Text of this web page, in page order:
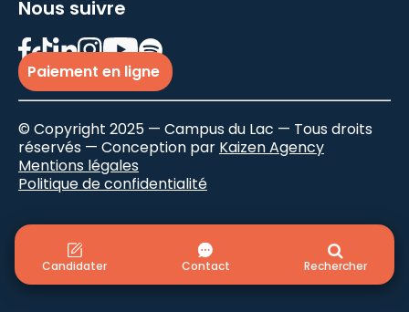
Candidater Contact Rechercher
Nous suivre
Paiement en ligne
© Copyright 2025 — Campus du Lac — Tous droits
réservés — Conception par Kaizen Agency
Mentions légales
Politique de confidentialité